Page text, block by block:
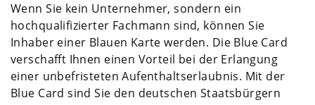
Wenn Sie kein Unternehmer, sondern ein
hochqualifizierter Fachmann sind, können Sie
Inhaber einer Blauen Karte werden. Die Blue Card
verschafft Ihnen einen Vorteil bei der Erlangung
einer unbefristeten Aufenthaltserlaubnis. Mit der
Blue Card sind Sie den deutschen Staatsbürgern